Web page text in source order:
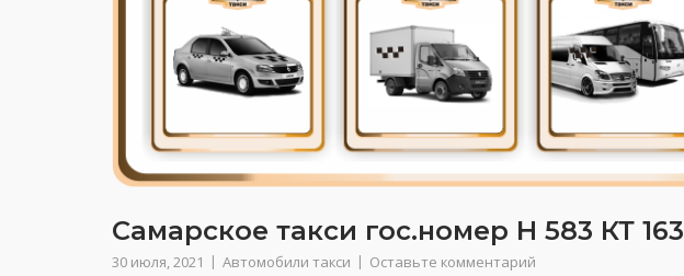
Самарское такси гос.номер Н 583 КТ 163
30 июля, 2021 Автомобили такси Оставьте комментарий